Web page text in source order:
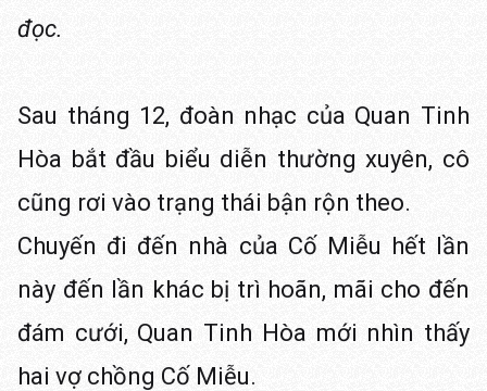
đọc.
Sau tháng 12, đoàn nhạc của Quan Tinh
Hòa bắt đầu biểu diễn thường xuyên, cô
cũng rơi vào trạng thái bận rộn theo.
Chuyến đi đến nhà của Cố Miễu hết lần
này đến lần khác bị trì hoãn, mãi cho đến
đám cưới, Quan Tinh Hòa mới nhìn thấy
hai vợ chồng Cố Miễu.